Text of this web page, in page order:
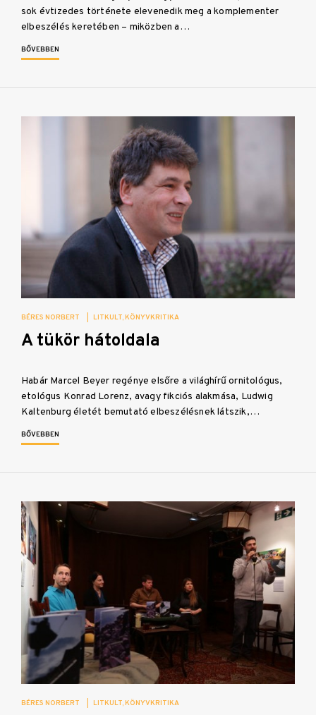
sok évtizedes története elevenedik meg a komplementer
elbeszélés keretében – miközben a…
BŐVEBBEN
BÉRES NORBERT LITKULT KÖNYVKRITIKA
A tükör hátoldala
Habár Marcel Beyer regénye elsőre a világhírű ornitológus,
etológus Konrad Lorenz, avagy fikciós alakmása, Ludwig
Kaltenburg életét bemutató elbeszélésnek látszik,…
BŐVEBBEN
BÉRES NORBERT LITKULT KÖNYVKRITIKA